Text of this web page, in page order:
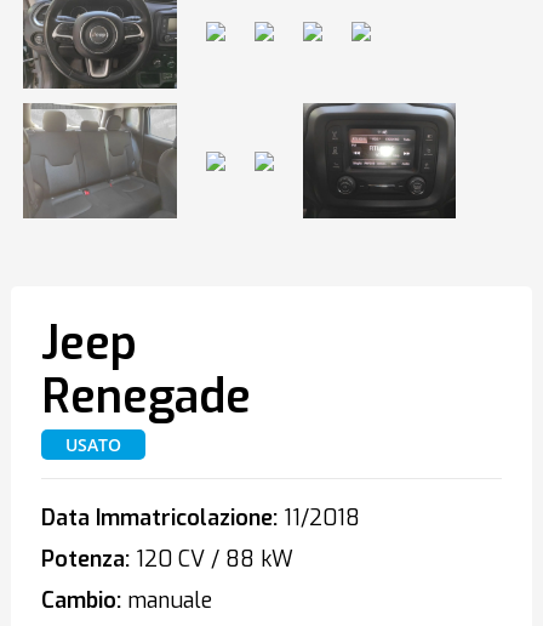
Jeep
Renegade
USATO
Data Immatricolazione:11/2018
Potenza:120 CV / 88 kW
Cambio:manuale